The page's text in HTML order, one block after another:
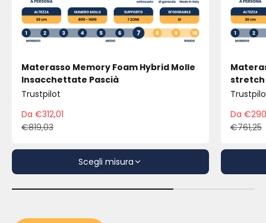
Materasso Memory Foam Hybrid Molle
Insacchettate Pascià
Trustpilot
Prezzo scontato
Da €312,01
Prezzo
€819,03
Scegli misura
stretch
Da
€761,25